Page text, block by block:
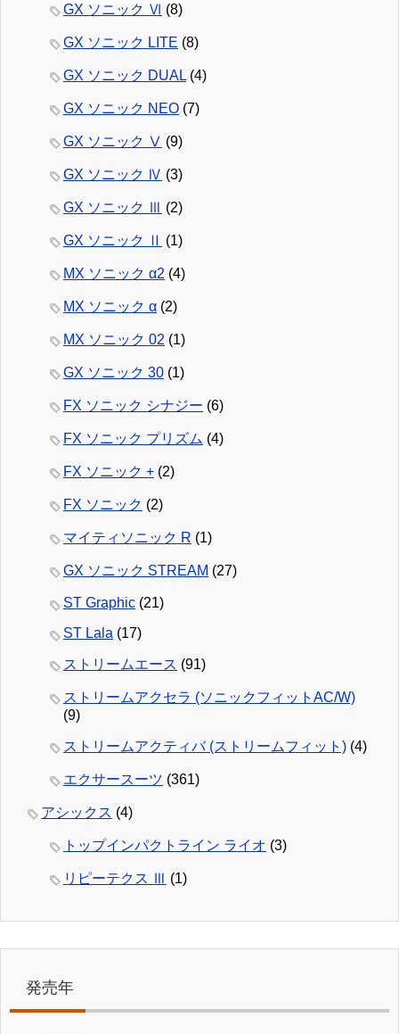
GX ソニック Ⅵ (8)
GX ソニック LITE (8)
GX ソニック DUAL (4)
GX ソニック NEO (7)
GX ソニック Ⅴ (9)
GX ソニック Ⅳ (3)
GX ソニック Ⅲ (2)
GX ソニック Ⅱ (1)
MX ソニック α2 (4)
MX ソニック α (2)
MX ソニック 02 (1)
GX ソニック 30 (1)
FX ソニック シナジー (6)
FX ソニック プリズム (4)
FX ソニック + (2)
FX ソニック (2)
マイティソニック R (1)
GX ソニック STREAM (27)
ST Graphic (21)
ST Lala (17)
ストリームエース (91)
ストリームアクセラ (ソニックフィットAC/W)
(9)
ストリームアクティバ (ストリームフィット) (4)
エクサースーツ (361)
アシックス (4)
トップインパクトライン ライオ (3)
リピーテクス Ⅲ (1)
発売年